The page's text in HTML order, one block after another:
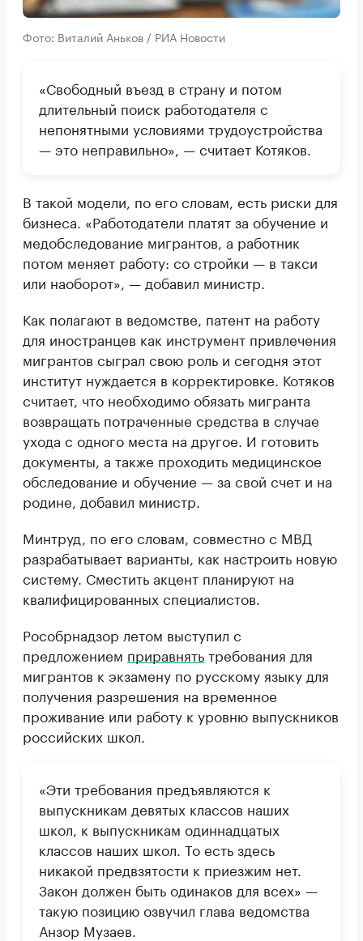
Фото: Виталий Аньков / РИА Новости
«Свободный въезд в страну и потом
длительный поиск работодателя с
непонятными условиями трудоустройства
— это неправильно», — считает Котяков.
В такой модели, по его словам, есть риски для
бизнеса. «Работодатели платят за обучение и
медобследование мигрантов, а работник
потом меняет работу: со стройки — в такси
или наоборот», — добавил министр.
Как полагают в ведомстве, патент на работу
для иностранцев как инструмент привлечения
мигрантов сыграл свою роль и сегодня этот
институт нуждается в корректировке. Котяков
считает, что необходимо обязать мигранта
возвращать потраченные средства в случае
ухода с одного места на другое. И готовить
документы, а также проходить медицинское
обследование и обучение — за свой счет и на
родине, добавил министр.
Минтруд, по его словам, совместно с МВД
разрабатывает варианты, как настроить новую
систему. Сместить акцент планируют на
квалифицированных специалистов.
Рособрнадзор летом выступил с
предложением приравнятьтребования для
мигрантов к экзамену по русскому языку для
получения разрешения на временное
проживание или работу к уровню выпускников
российских школ.
«Эти требования предъявляются к
выпускникам девятых классов наших
школ, к выпускникам одиннадцатых
классов наших школ. То есть здесь
никакой предвзятости к приезжим нет.
Закон должен быть одинаков для всех» —
такую позицию озвучил глава ведомства
Анзор Музаев.